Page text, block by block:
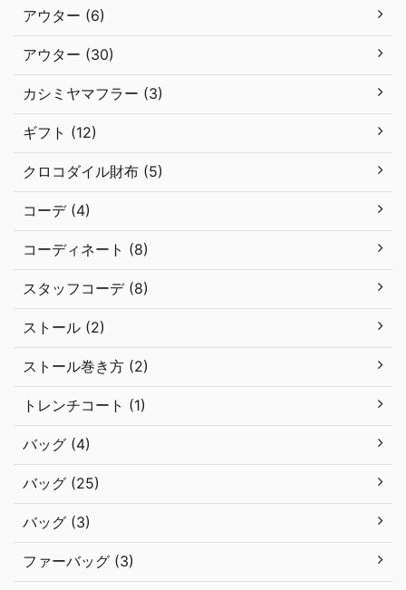
アウター (6)
アウター (30)
カシミヤマフラー (3)
ギフト (12)
クロコダイル財布 (5)
コーデ (4)
コーディネート (8)
スタッフコーデ (8)
ストール (2)
ストール巻き方 (2)
トレンチコート (1)
バッグ (4)
バッグ (25)
バッグ (3)
ファーバッグ (3)